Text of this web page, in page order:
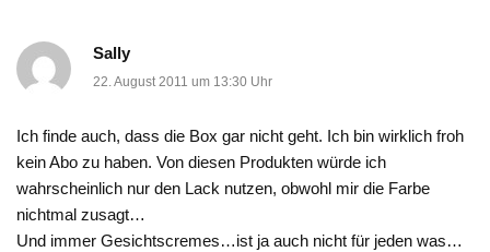
Sally
22. August 2011 um 13:30 Uhr
Ich finde auch, dass die Box gar nicht geht. Ich bin wirklich froh
kein Abo zu haben. Von diesen Produkten würde ich
wahrscheinlich nur den Lack nutzen, obwohl mir die Farbe
nichtmal zusagt…
Und immer Gesichtscremes…ist ja auch nicht für jeden was…